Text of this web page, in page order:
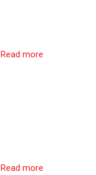
Read more
Read more